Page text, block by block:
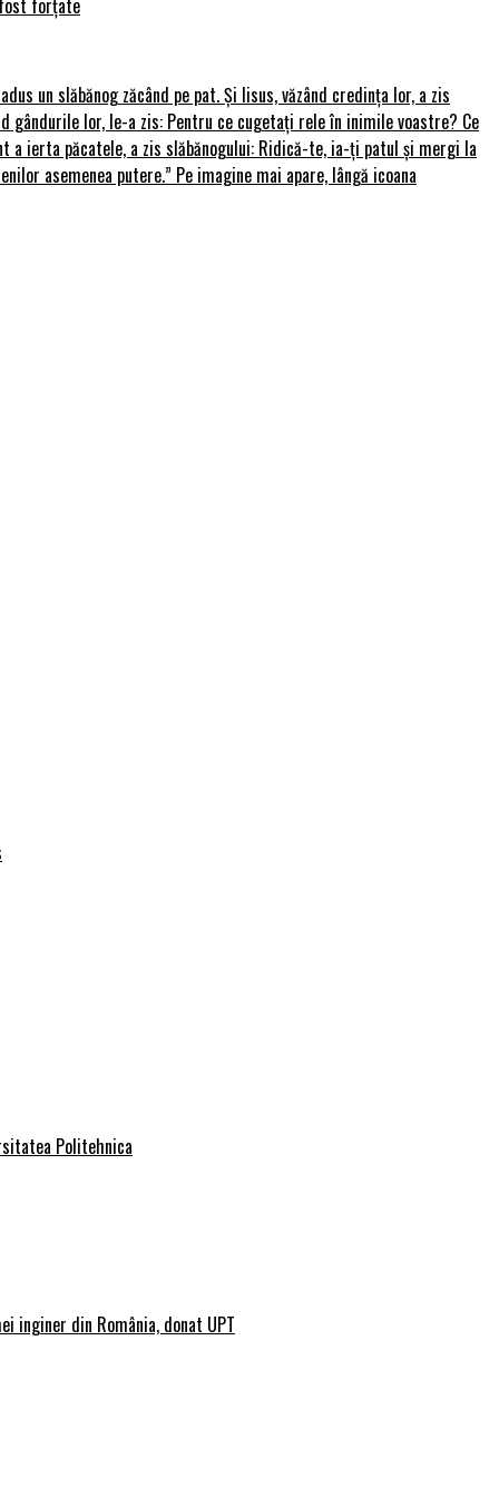
forțate
un slăbănog zăcând pe pat. Și Iisus, văzând credința lor, a zis
lor, le-a zis: Pentru ce cugetați rele în inimile voastre? Ce
a ierta păcatele, a zis slăbănogului: Ridică-te, ia-ți patul și mergi la
asemenea putere.” Pe imagine mai apare, lângă icoana
Politehnica
inginer din România, donat UPT